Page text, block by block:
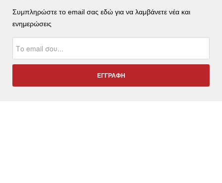
Συμπληρώστε το email σας εδώ για να λαμβάνετε νέα και
ενημερώσεις